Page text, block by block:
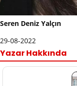
Seren Deniz Yalçın
29-08-2022
Yazar Hakkında